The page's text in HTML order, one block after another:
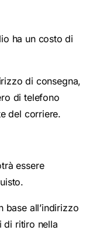
ha un costo di
di consegna,
di telefono
del corriere.
essere
base all’indirizzo
di ritiro nella